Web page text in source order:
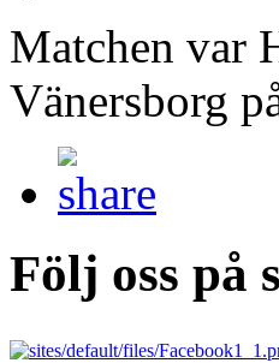
Matchen var
Vänersborg
Följ oss på